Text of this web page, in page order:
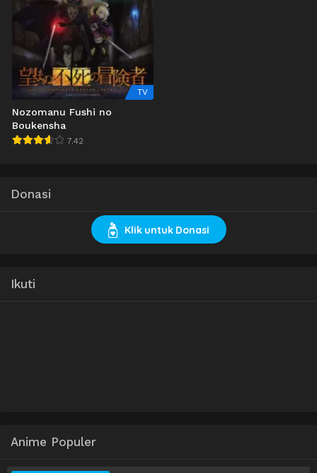
TV
Nozomanu Fushi no
Boukensha
7.42
Donasi
Klik untuk Donasi
Ikuti
Anime Populer